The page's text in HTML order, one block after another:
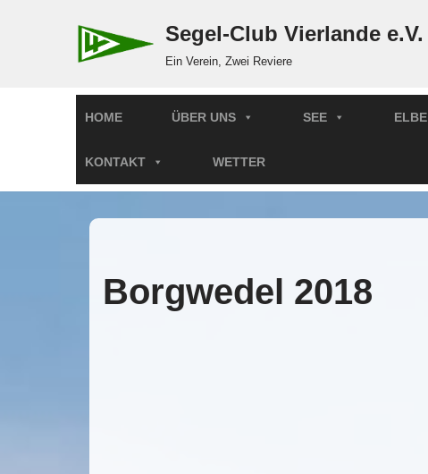
Segel-Club Vierlande e.V.
Ein Verein, Zwei Reviere
HOME ÜBER UNS SEE ELBE
KONTAKT WETTER
Borgwedel 2018